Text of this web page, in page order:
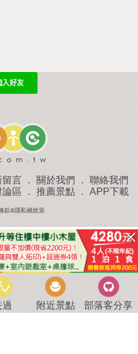
留言 ． 關於我們 ． 聯絡我們
論區 ． 推薦景點． APP下載
款&隱私權政策
過 附近景點 部落客分享